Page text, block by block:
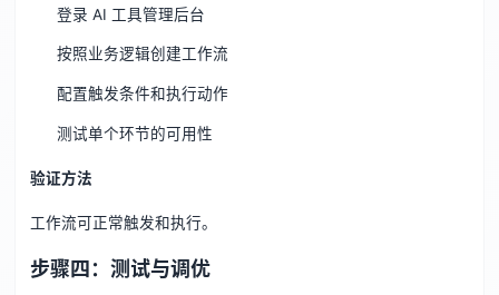
登录 AI 工具管理后台
按照业务逻辑创建工作流
配置触发条件和执行动作
测试单个环节的可用性
验证方法
工作流可正常触发和执行。
步骤四：测试与调优